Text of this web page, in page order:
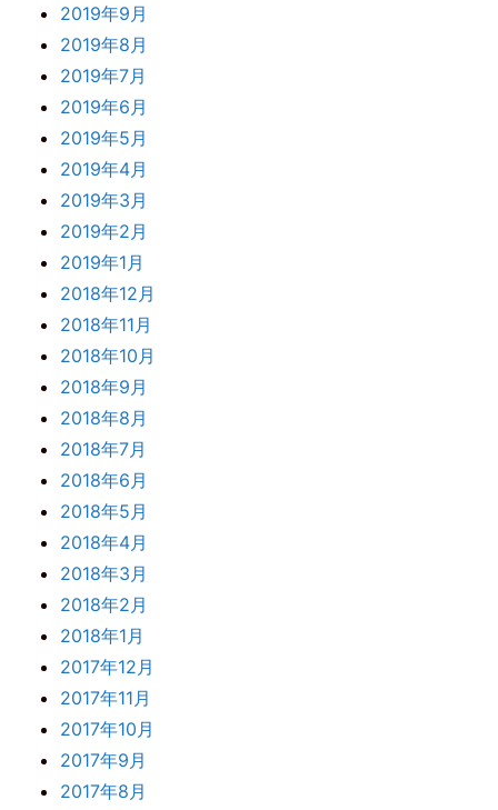
2019年9月
2019年8月
2019年7月
2019年6月
2019年5月
2019年4月
2019年3月
2019年2月
2019年1月
2018年12月
2018年11月
2018年10月
2018年9月
2018年8月
2018年7月
2018年6月
2018年5月
2018年4月
2018年3月
2018年2月
2018年1月
2017年12月
2017年11月
2017年10月
2017年9月
2017年8月